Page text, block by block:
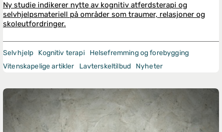
Ny studie indikerer nytte av kognitiv atferdsterapi og
selvhjelps­materiell på områder som traumer, relasjoner og
skoleutfordringer.
Selvhjelp Kognitiv terapi
Helsefremming og forebygging
Vitenskapelige artikler
Lavterskeltilbud Nyheter